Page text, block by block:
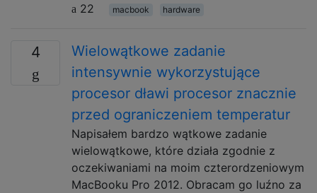
22
macbook hardware
4
Wielowątkowe zadanie
intensywnie wykorzystujące
procesor dławi procesor znacznie
przed ograniczeniem temperatur
Napisałem bardzo wątkowe zadanie
wielowątkowe, które działa zgodnie z
oczekiwaniami na moim czterordzeniowym
MacBooku Pro 2012. Obracam go luźno za